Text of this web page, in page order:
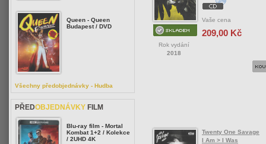
Rok vydání
2018
Vaše cena
209,00 Kč
Twenty One Savage
I Am > I Was
Queen - Queen
Budapest / DVD
Všechny předobjednávky - Hudba
PŘEDOBJEDNÁVKY FILM
Blu-ray film - Mortal
Kombat 1+2 / Kolekce
/ 2UHD 4K